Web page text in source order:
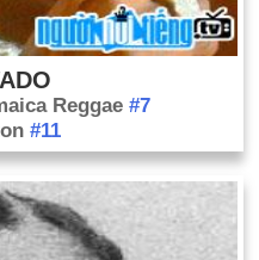
Reggae #7
#11